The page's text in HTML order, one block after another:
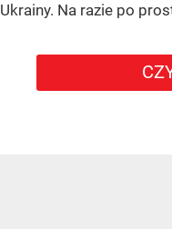
Ukrainy. Na razie po